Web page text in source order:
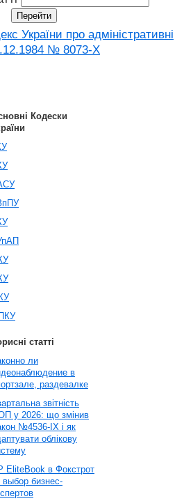
України про адміністративні
№ 8073-X
Кодески
статті
ли
в
раздевалке
звітність
у 2026: що змінив
№4536-IX і як
облікову
EliteBook в Фокстрот
бизнес-